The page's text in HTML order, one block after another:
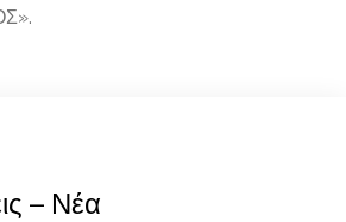
– Νέα